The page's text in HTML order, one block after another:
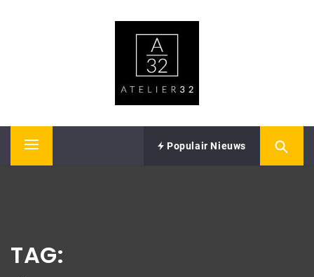
Primary
Populair Nieuws
TAG: